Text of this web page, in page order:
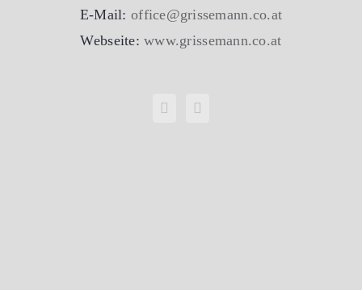
E-Mail: office@grissemann.co.at
Webseite:www.grissemann.co.at